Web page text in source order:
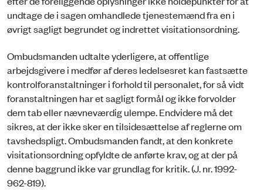
undtage de i sagen omhandlede tjenestemænd fra en i
øvrigt sagligt begrundet og indrettet visitationsordning.
Ombudsmanden udtalte yderligere, at offentlige
arbejdsgivere i medfør af deres ledelsesret kan fastsætte
kontrolforanstaltninger i forhold til personalet, for så vidt
foranstaltningen har et sagligt formål og ikke forvolder
dem tab eller nævneværdig ulempe. Endvidere må det
sikres, at der ikke sker en tilsidesættelse af reglerne om
tavshedspligt. Ombudsmanden fandt, at den konkrete
visitationsordning opfyldte de anførte krav, og at der på
denne baggrund ikke var grundlag for kritik. (J. nr. 1992-
962-819).